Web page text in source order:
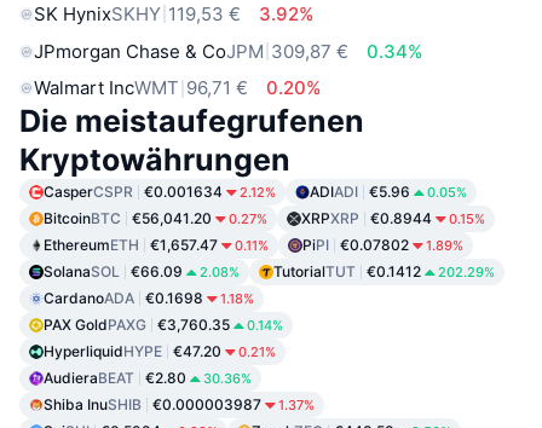
SK HynixSKHY 119,53 €
3.92%
JPmorgan Chase & CoJPM 309,87 €
0.34%
Walmart IncWMT 96,71 € 0.20%
Die meistaufegrufenen
Kryptowährungen
CasperCSPR €0.001634 2.12% ADIADI €5.96 0.05%
BitcoinBTC €56,041.20 0.27% XRPXRP €0.8944 0.15%
EthereumETH €1,657.47 0.11% PiPI €0.07802 1.89%
SolanaSOL €66.09 2.08% TutorialTUT €0.1412 202.29%
CardanoADA €0.1698 1.18%
PAX GoldPAXG €3,760.35 0.14%
HyperliquidHYPE €47.20 0.21%
AudieraBEAT €2.80 30.36%
Shiba InuSHIB €0.000003987 1.37%